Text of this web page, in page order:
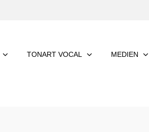
TONART VOCAL MEDIEN